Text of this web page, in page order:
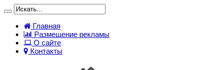
Главная
Размещение рекламы
О сайте
Контакты